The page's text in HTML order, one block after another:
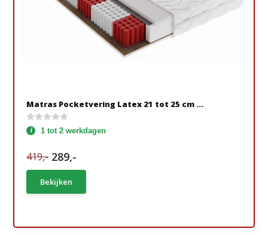
Matras Pocketvering Latex 21 tot 25 cm ...
1 tot 2 werkdagen
419,- 289,-
Bekijken